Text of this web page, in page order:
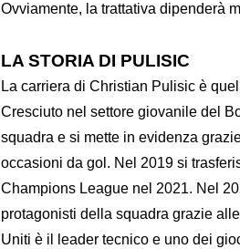
Ovviamente, la trattativa dipenderà
LA STORIA DI PULISIC
La carriera di Christian Pulisic è
Cresciuto nel settore giovanile del
squadra e si mette in evidenza
occasioni da gol. Nel 2019 si
Champions League nel 2021. Nel
protagonisti della squadra grazie
Uniti è il leader tecnico e uno dei